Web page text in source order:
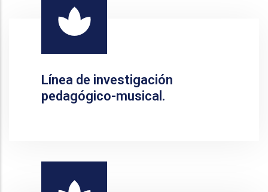
Línea de investigación
pedagógico-musical.